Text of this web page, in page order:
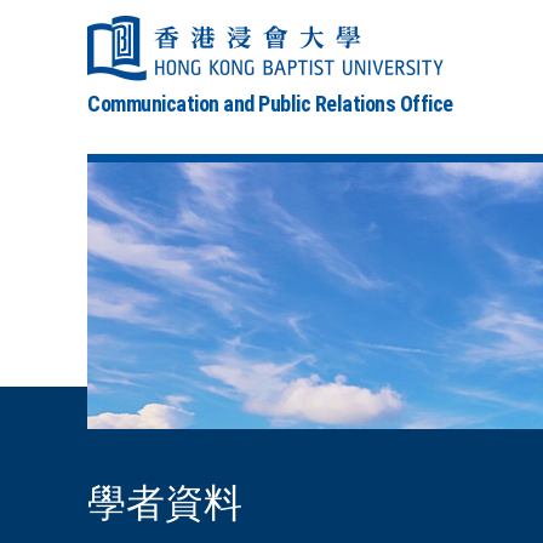
Communication and Public Relations Office
學者資料